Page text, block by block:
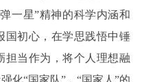
一星”精神的科学内涵和
国初心，在学思践悟中锤
担当作为，将个人理想融